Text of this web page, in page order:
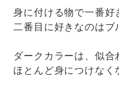
身に付ける物で一番好
二番目に好きなのはブ
ダークカラーは、似合
ほとんど身につけなく